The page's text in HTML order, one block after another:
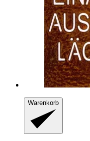
Warenkorb